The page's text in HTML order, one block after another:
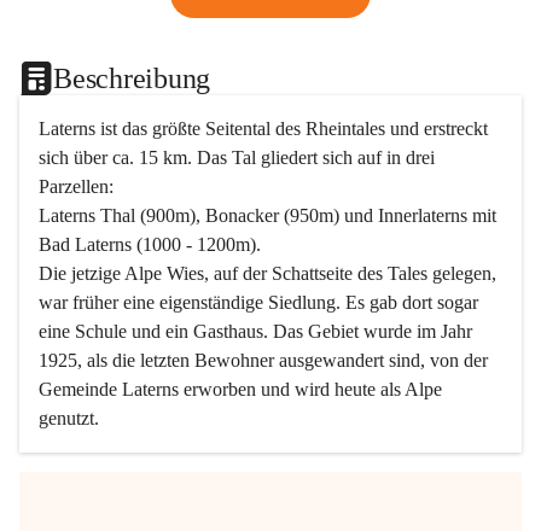
Beschreibung
Laterns ist das größte Seitental des Rheintales und erstreckt
sich über ca. 15 km. Das Tal gliedert sich auf in drei
Parzellen:
Laterns Thal (900m), Bonacker (950m) und Innerlaterns mit
Bad Laterns (1000 - 1200m).
Die jetzige Alpe Wies, auf der Schattseite des Tales gelegen,
war früher eine eigenständige Siedlung. Es gab dort sogar
eine Schule und ein Gasthaus. Das Gebiet wurde im Jahr
1925, als die letzten Bewohner ausgewandert sind, von der
Gemeinde Laterns erworben und wird heute als Alpe
genutzt.